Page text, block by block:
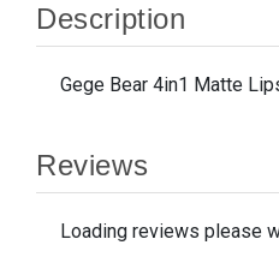
Description
Gege Bear 4in1 Matte
Reviews
Loading reviews please